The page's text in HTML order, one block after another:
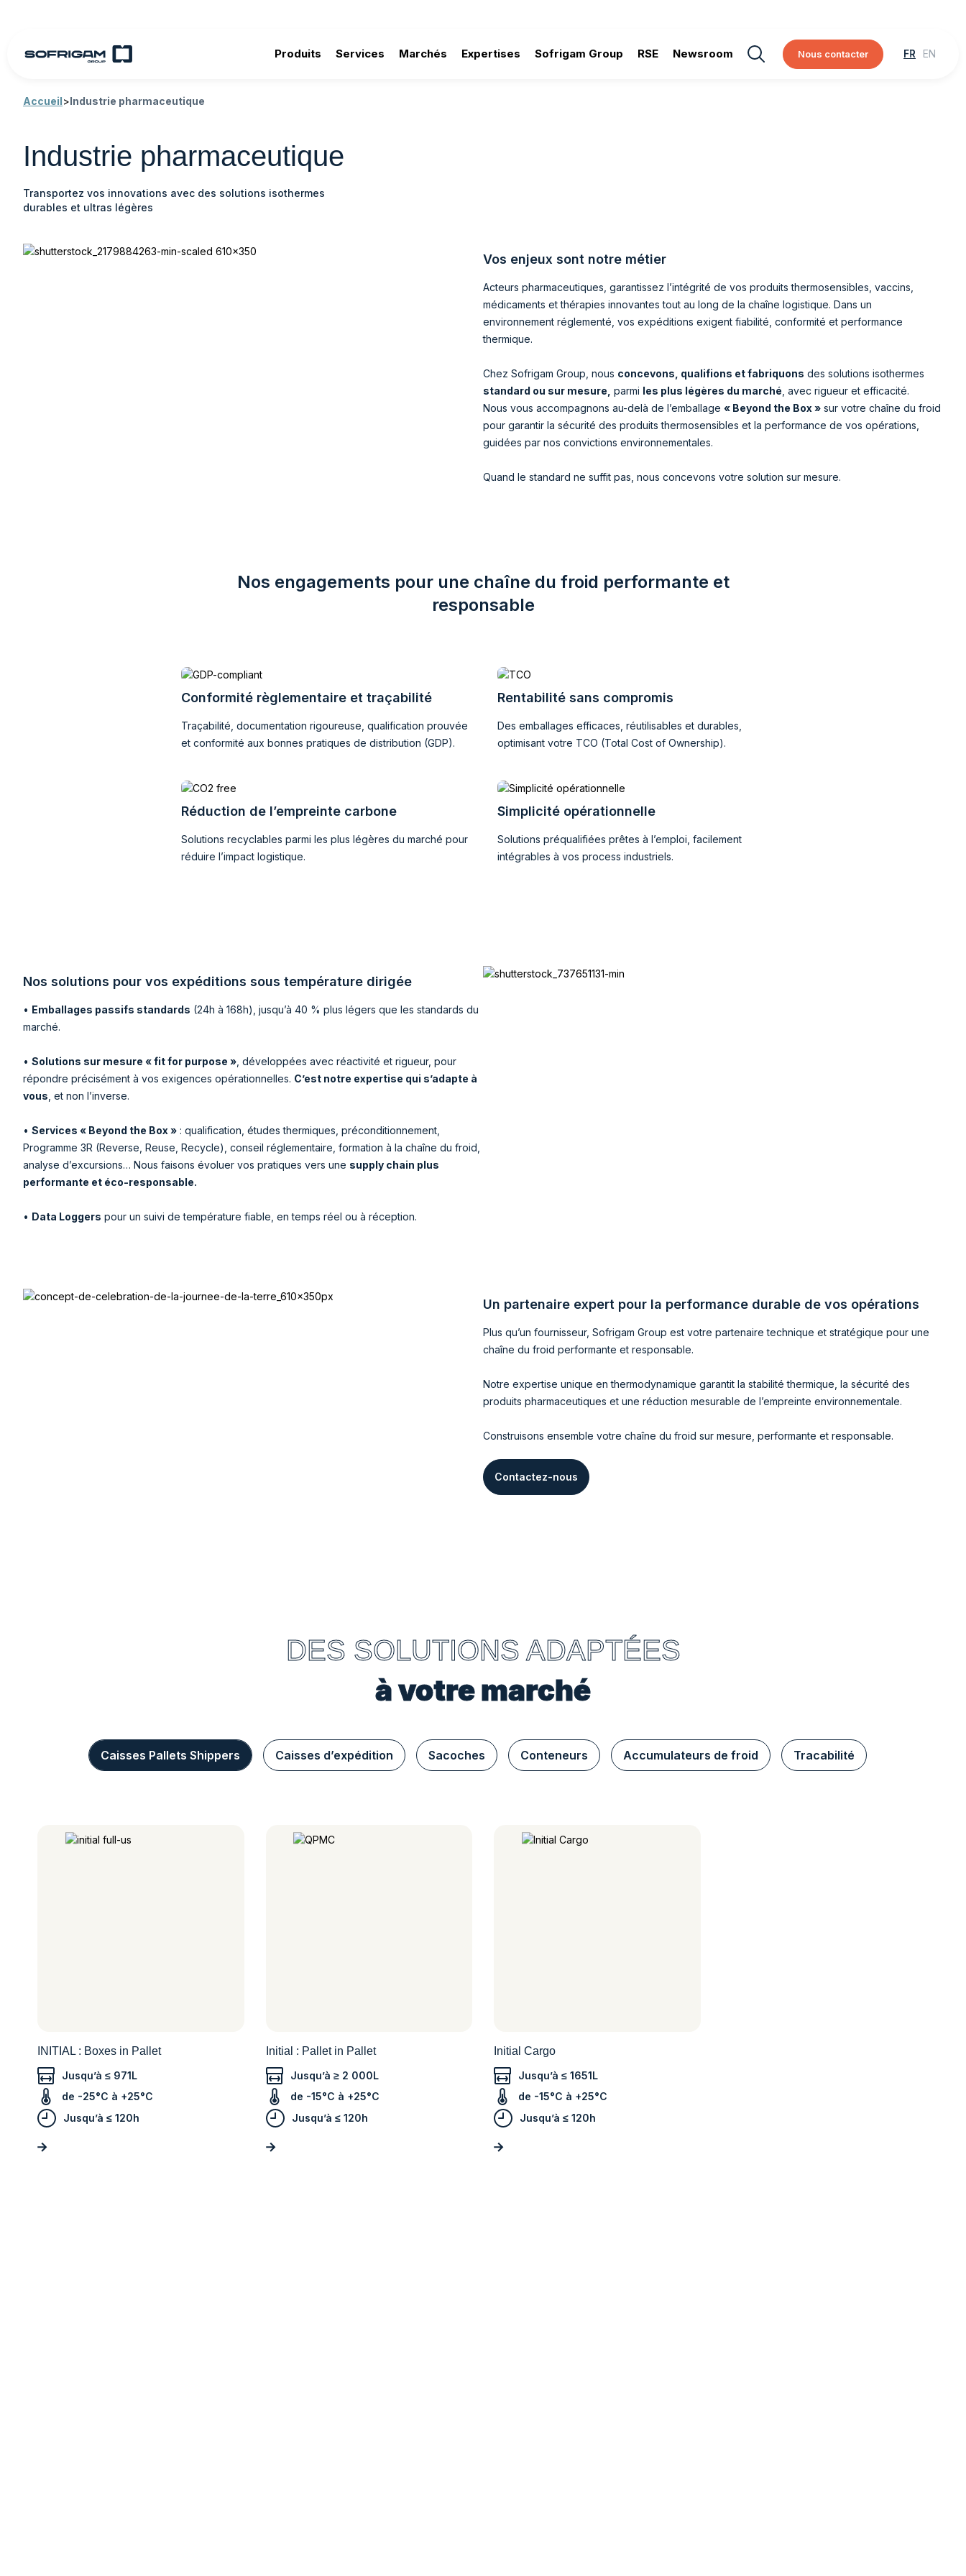
Produits Services Marchés Expertises Sofrigam Group RSE Newsroom Nous contacter
Accueil>Industrie pharmaceutique
Industrie pharmaceutique
Transportez vos innovations avec des solutions isothermes
durables et ultras légères
Vos enjeux sont notre métier
Acteurs pharmaceutiques, garantissez l’intégrité de vos produits thermosensibles, vaccins,
médicaments et thérapies innovantes tout au long de la chaîne logistique. Dans un
environnement réglementé, vos expéditions exigent fiabilité, conformité et performance
thermique.
Chez Sofrigam Group, nous concevons, qualifions et fabriquons des solutions isothermes
standard ou sur mesure, parmi les plus légères du marché , avec rigueur et efficacité.
Nous vous accompagnons au-delà de l’emballage « Beyond the Box » sur votre chaîne du froid
pour garantir la sécurité des produits thermosensibles et la performance de vos opérations,
guidées par nos convictions environnementales.
Quand le standard ne suffit pas, nous concevons votre solution sur mesure.
Nos engagements pour une chaîne du froid performante et
responsable
Conformité règlementaire et traçabilité
Traçabilité, documentation rigoureuse, qualification prouvée
et conformité aux bonnes pratiques de distribution (GDP).
Rentabilité sans compromis
Des emballages efficaces, réutilisables et durables,
optimisant votre TCO (Total Cost of Ownership).
Réduction de l’empreinte carbone
Solutions recyclables parmi les plus légères du marché pour
réduire l’impact logistique.
Simplicité opérationnelle
Solutions préqualifiées prêtes à l’emploi, facilement
intégrables à vos process industriels.
Nos solutions pour vos expéditions sous température dirigée
• Emballages passifs standards (24h à 168h), jusqu’à 40 % plus légers que les standards du
marché.
• Solutions sur mesure « fit for purpose » , développées avec réactivité et rigueur, pour
répondre précisément à vos exigences opérationnelles. C’est notre expertise qui s’adapte à
vous , et non l’inverse.
• Services « Beyond the Box » : qualification, études thermiques, préconditionnement,
Programme 3R (Reverse, Reuse, Recycle), conseil réglementaire, formation à la chaîne du froid,
analyse d’excursions… Nous faisons évoluer vos pratiques vers une supply chain plus
performante et éco-responsable.
• Data Loggers pour un suivi de température fiable, en temps réel ou à réception.
Un partenaire expert pour la performance durable de vos opérations
Plus qu’un fournisseur, Sofrigam Group est votre partenaire technique et stratégique pour une
chaîne du froid performante et responsable.
Notre expertise unique en thermodynamique garantit la stabilité thermique, la sécurité des
produits pharmaceutiques et une réduction mesurable de l’empreinte environnementale.
Construisons ensemble votre chaîne du froid sur mesure, performante et responsable.
Contactez-nous
DES SOLUTIONS ADAPTÉES
à votre marché
Caisses Pallets Shippers Caisses d’expédition Sacoches Conteneurs Accumulateurs de froid Tracabilité
INITIAL : Boxes in Pallet
Jusqu’à ≤ 971L
de -25°C à +25°C
Jusqu’à ≤ 120h
Initial : Pallet in Pallet
Jusqu’à ≥ 2 000L
de -15°C à +25°C
Jusqu’à ≤ 120h
Initial Cargo
Jusqu’à ≤ 1651L
de -15°C à +25°C
Jusqu’à ≤ 120h